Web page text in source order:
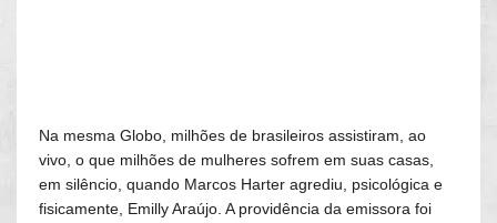
Na mesma Globo, milhões de brasileiros assistiram, ao
vivo, o que milhões de mulheres sofrem em suas casas,
em silêncio, quando Marcos Harter agrediu, psicológica e
fisicamente, Emilly Araújo. A providência da emissora foi